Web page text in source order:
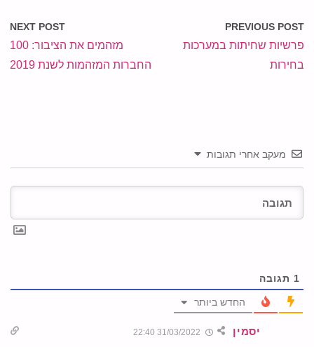
PREVIOUS POST
פרשיות שחיתות במערכות
בחירות
NEXT POST
מזהמים את הציבור: 100
החברות המזהמות לשנת 2019
מעקב אחרי תגובות
1 תגובה
החדש ביותר
יסמין